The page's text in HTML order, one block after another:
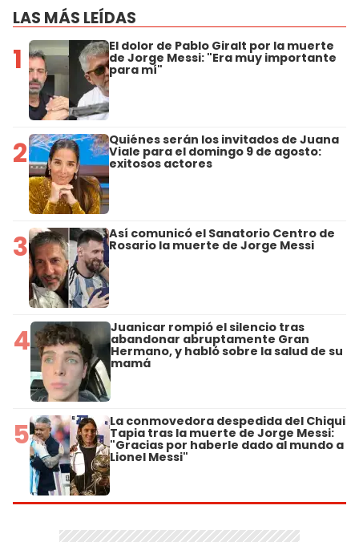
LAS MÁS LEÍDAS
1 El dolor de Pablo Giralt por la muerte
de Jorge Messi: "Era muy importante
para mí"
2 Quiénes serán los invitados de Juana
Viale para el domingo 9 de agosto:
exitosos actores
3 Así comunicó el Sanatorio Centro de
Rosario la muerte de Jorge Messi
4 Juanicar rompió el silencio tras
abandonar abruptamente Gran
Hermano, y habló sobre la salud de su
mamá
5 La conmovedora despedida del Chiqui
Tapia tras la muerte de Jorge Messi:
"Gracias por haberle dado al mundo a
Lionel Messi"